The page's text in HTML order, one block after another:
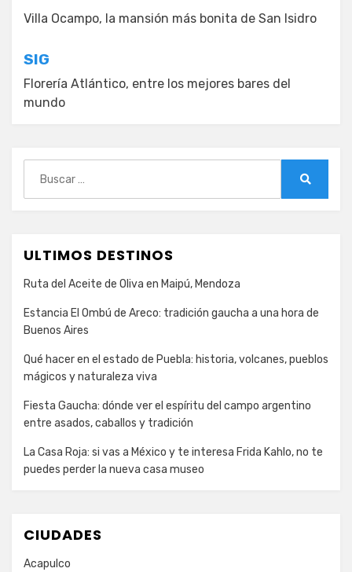
de
entradas
Villa Ocampo, la mansión más bonita de San Isidro
SIG
Florería Atlántico, entre los mejores bares del
mundo
ULTIMOS DESTINOS
Ruta del Aceite de Oliva en Maipú, Mendoza
Estancia El Ombú de Areco: tradición gaucha a una hora de
Buenos Aires
Qué hacer en el estado de Puebla: historia, volcanes, pueblos
mágicos y naturaleza viva
Fiesta Gaucha: dónde ver el espíritu del campo argentino
entre asados, caballos y tradición
La Casa Roja: si vas a México y te interesa Frida Kahlo, no te
puedes perder la nueva casa museo
CIUDADES
Acapulco